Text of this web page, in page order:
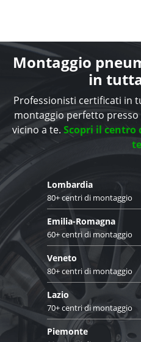
Montaggio
in
Professionisti certificati in
montaggio perfetto
vicino a te. Scopri il centro
te
Lombardia
80+ centri di montaggio
Emilia-Romagna
60+ centri di montaggio
Veneto
80+ centri di montaggio
Lazio
70+ centri di montaggio
Piemonte